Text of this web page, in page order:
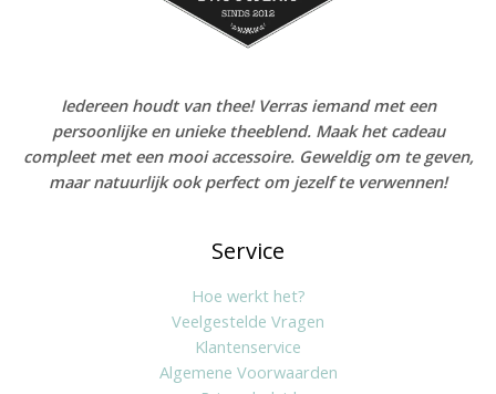
Iedereen houdt van thee! Verras iemand met een
persoonlijke en unieke theeblend. Maak het cadeau
compleet met een mooi accessoire. Geweldig om te geven,
maar natuurlijk ook perfect om jezelf te verwennen!
Service
Hoe werkt het?
Veelgestelde Vragen
Klantenservice
Algemene Voorwaarden